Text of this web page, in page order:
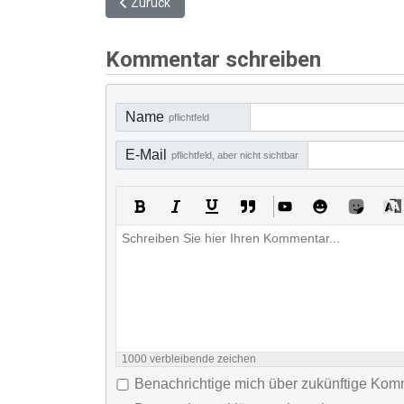
Kommentar schreiben
Name pflichtfeld
E-Mail pflichtfeld, aber nicht sichtbar
1000 verbleibende zeichen
Benachrichtige mich über zukünftige